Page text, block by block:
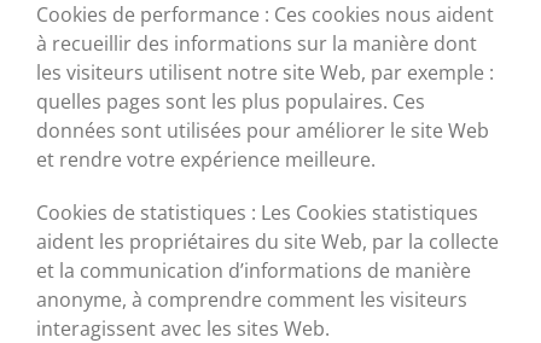
Cookies de performance : Ces cookies nous aident
à recueillir des informations sur la manière dont
les visiteurs utilisent notre site Web, par exemple :
quelles pages sont les plus populaires. Ces
données sont utilisées pour améliorer le site Web
et rendre votre expérience meilleure.
Cookies de statistiques : Les Cookies statistiques
aident les propriétaires du site Web, par la collecte
et la communication d’informations de manière
anonyme, à comprendre comment les visiteurs
interagissent avec les sites Web.